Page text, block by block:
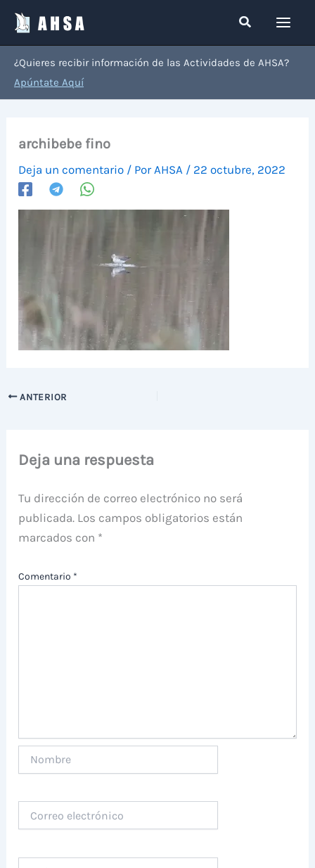
contenido
Buscar
¿Quieres recibir información de las Actividades de AHSA?
Apúntate Aquí
archibebe fino
Deja un comentario / Por AHSA / 22 octubre, 2022
ANTERIOR
Deja una respuesta
Tu dirección de correo electrónico no será
publicada. Los campos obligatorios están
marcados con *
Comentario *
electrónico